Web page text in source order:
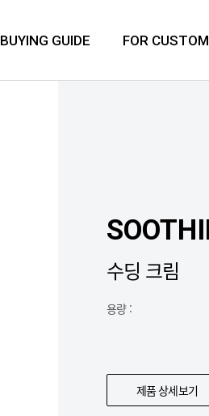
BUYING GUIDE FOR
수딩 크림
용량 :
제품 상세보기